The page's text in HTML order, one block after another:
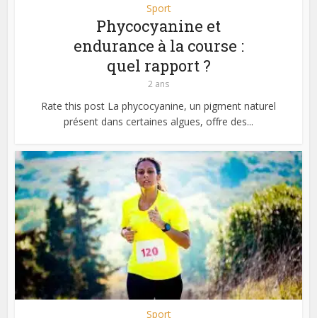
Sport
Phycocyanine et
endurance à la course :
quel rapport ?
2 ans
Rate this post La phycocyanine, un pigment naturel
présent dans certaines algues, offre des...
Sport